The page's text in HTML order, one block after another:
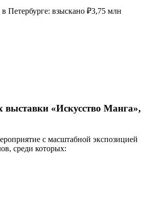
Петербурге: взыскано ₽3,75 млн
выставки «Искусство Манга»,
с масштабной экспозицией
среди которых: